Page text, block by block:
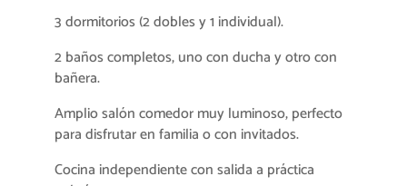
3 dormitorios (2 dobles y 1 individual).
2 baños completos, uno con ducha y otro con
bañera.
Amplio salón comedor muy luminoso, perfecto
para disfrutar en familia o con invitados.
Cocina independiente con salida a práctica